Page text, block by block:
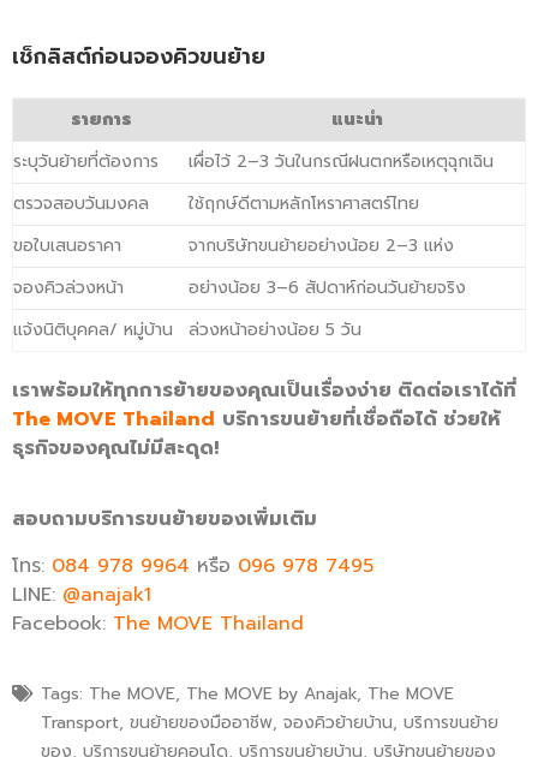
เช็กลิสต์ก่อนจองคิวขนย้าย
รายการ
แนะนำ
ระบุวันย้ายที่ต้องการ
เผื่อไว้ 2–3 วันในกรณีฝนตกหรือเหตุฉุกเฉิน
ตรวจสอบวันมงคล
ใช้ฤกษ์ดีตามหลักโหราศาสตร์ไทย
ขอใบเสนอราคา
จากบริษัทขนย้ายอย่างน้อย 2–3 แห่ง
จองคิวล่วงหน้า
อย่างน้อย 3–6 สัปดาห์ก่อนวันย้ายจริง
แจ้งนิติบุคคล/ หมู่บ้าน
ล่วงหน้าอย่างน้อย 5 วัน
เราพร้อมให้ทุกการย้ายของคุณเป็นเรื่องง่าย ติดต่อเราได้ที่
The MOVE Thailand บริการขนย้ายที่เชื่อถือได้ ช่วยให้
ธุรกิจของคุณไม่มีสะดุด!
สอบถามบริการขนย้ายของเพิ่มเติม
โทร: 084 978 9964 หรือ 096 978 7495
LINE: @anajak1
Facebook: The MOVE Thailand
Tags: The MOVE, The MOVE by Anajak, The MOVE
Transport, ขนย้ายของมืออาชีพ, จองคิวย้ายบ้าน, บริการขนย้าย
ของ, บริการขนย้ายคอนโด, บริการขนย้ายบ้าน, บริษัทขนย้ายของ